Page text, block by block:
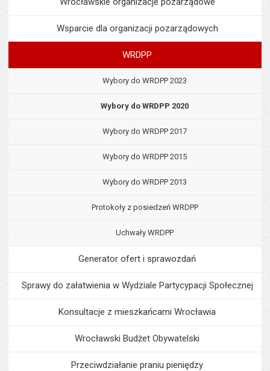
Wsparcie dla organizacji pozarządowych
WRDPP
Wybory do WRDPP 2023
Wybory do WRDPP 2020
Wybory do WRDPP 2017
Wybory do WRDPP 2015
Wybory do WRDPP 2013
Protokoły z posiedzeń WRDPP
Uchwały WRDPP
Generator ofert i sprawozdań
Sprawy do załatwienia w Wydziale Partycypacji Społecznej
Konsultacje z mieszkańcami Wrocławia
Wrocławski Budżet Obywatelski
Przeciwdziałanie praniu pieniędzy